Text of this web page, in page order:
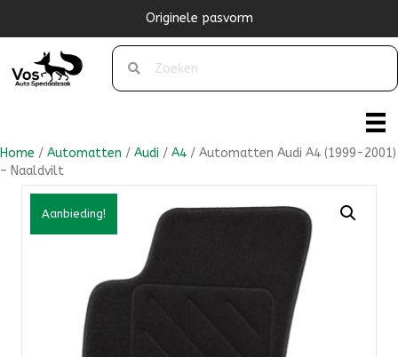
Originele pasvorm
Home / Automatten / Audi / A4 / Automatten Audi A4 (1999-2001)
– Naaldvilt
Aanbieding!